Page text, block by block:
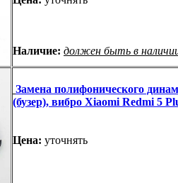
Наличие: должен быть в
Замена полифонического
(бузер), вибро Xiaomi Redmi 5
Цена: уточнять